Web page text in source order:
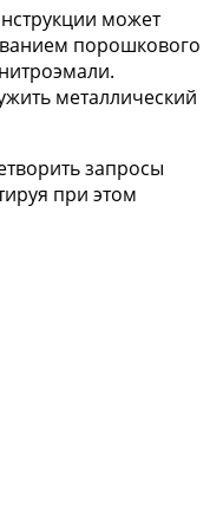
может
порошкового
металлический
запросы
при этом